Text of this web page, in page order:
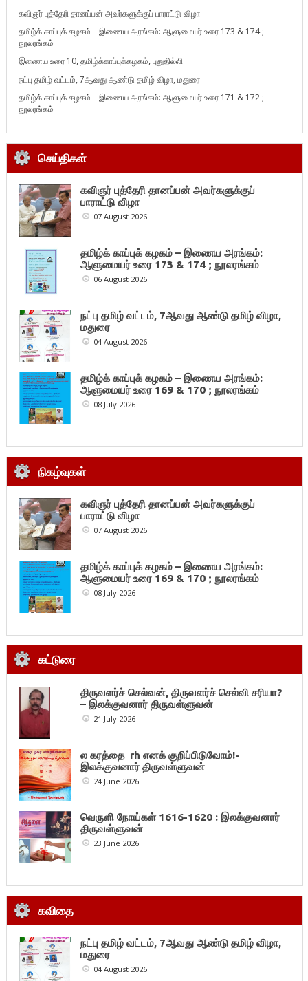
கவிஞர் புத்தேரி தானப்பன் அவர்களுக்குப் பாராட்டு விழா
தமிழ்க் காப்புக் கழகம் – இணைய அரங்கம்: ஆளுமையர் உரை 173 & 174 ;
நூலரங்கம்
இணைய உரை 10, தமிழ்க்காப்புக்கழகம், புதுதில்லி
நட்பு தமிழ் வட்டம், 7ஆவது ஆண்டு தமிழ் விழா, மதுரை
தமிழ்க் காப்புக் கழகம் – இணைய அரங்கம்: ஆளுமையர் உரை 171 & 172 ;
நூலரங்கம்
செய்திகள்
கவிஞர் புத்தேரி தானப்பன் அவர்களுக்குப்
பாராட்டு விழா
07 August 2026
தமிழ்க் காப்புக் கழகம் – இணைய அரங்கம்:
ஆளுமையர் உரை 173 & 174 ; நூலரங்கம்
06 August 2026
நட்பு தமிழ் வட்டம், 7ஆவது ஆண்டு தமிழ் விழா,
மதுரை
04 August 2026
தமிழ்க் காப்புக் கழகம் – இணைய அரங்கம்:
ஆளுமையர் உரை 169 & 170 ; நூலரங்கம்
08 July 2026
நிகழ்வுகள்
கவிஞர் புத்தேரி தானப்பன் அவர்களுக்குப்
பாராட்டு விழா
07 August 2026
தமிழ்க் காப்புக் கழகம் – இணைய அரங்கம்:
ஆளுமையர் உரை 169 & 170 ; நூலரங்கம்
08 July 2026
கட்டுரை
திருவளர்ச் செல்வன், திருவளர்ச் செல்வி சரியா?
– இலக்குவனார் திருவள்ளுவன்
21 July 2026
ல கரத்தை rh எனக் குறிப்பிடுவோம்!-
இலக்குவனார் திருவள்ளுவன்
24 June 2026
வெருளி நோய்கள் 1616-1620 : இலக்குவனார்
திருவள்ளுவன்
23 June 2026
கவிதை
நட்பு தமிழ் வட்டம், 7ஆவது ஆண்டு தமிழ் விழா,
மதுரை
04 August 2026